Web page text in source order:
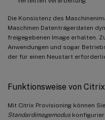
Die Konsistenz des
Maschinen Datenträgerdaten
freigegebenen Image erhalten.
Anwendungen und sogar
der für einen Neustart
Funktionsweise von
Mit Citrix Provisioning können
Standardimagemodus